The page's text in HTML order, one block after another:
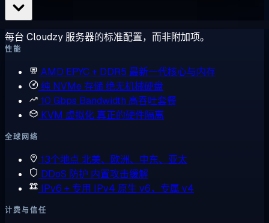
每台 Cloudzy 服务器的标准配置，而非附加项。
性能
AMD EPYC + DDR5 最新一代核心与内存
纯 NVMe 存储绝无机械硬盘
10 Gbps Bandwidth 高吞吐套餐
KVM 虚拟化 真正的硬件隔离
全球网络
13个地点 北美、欧洲、中东、亚太
DDoS 防护 内置攻击缓解
IPv6 + 专用 IPv4 原生 v6，专属 v4
计费与信任